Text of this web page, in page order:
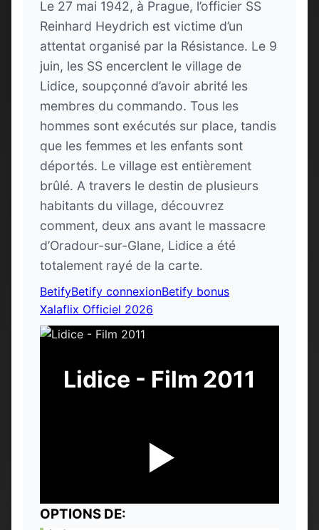
Le 27 mai 1942, à Prague, l’officier SS
Reinhard Heydrich est victime d’un
attentat organisé par la Résistance. Le 9
juin, les SS encerclent le village de
Lidice, soupçonné d’avoir abrité les
membres du commando. Tous les
hommes sont exécutés sur place, tandis
que les femmes et les enfants sont
déportés. Le village est entièrement
brûlé. A travers le destin de plusieurs
habitants du village, découvrez
comment, deux ans avant le massacre
d’Oradour-sur-Glane, Lidice a été
totalement rayé de la carte.
BetifyBetify connexionBetify bonus
Xalaflix Officiel 2026
Lidice - Film 2011
OPTIONS DE: